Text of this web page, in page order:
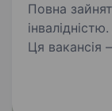
Повна
Ця вакансія